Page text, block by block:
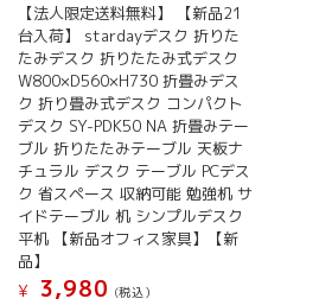
【法人限定送料無料】 【新品21
台入荷】 stardayデスク 折りた
たみデスク 折りたたみ式デスク
W800×D560×H730 折畳みデス
ク 折り畳み式デスク コンパクト
デスク SY-PDK50 NA 折畳みテー
ブル 折りたたみテーブル 天板ナ
チュラル デスク テーブル PCデス
ク 省スペース 収納可能 勉強机 サ
イドテーブル 机 シンプルデスク
平机 【新品オフィス家具】【新
品】
¥
3,980 (税込）